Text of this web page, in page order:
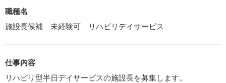
職種名
施設長候補 未経験可 リハビリデイサービス
仕事内容
リハビリ型半日デイサービスの施設長を募集します。